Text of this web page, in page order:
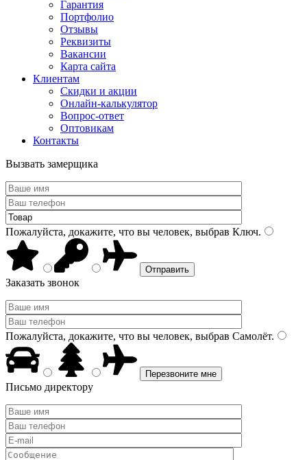
Гарантия
Портфолио
Отзывы
Реквизиты
Вакансии
Карта сайта
Клиентам
Скидки и акции
Онлайн-калькулятор
Вопрос-ответ
Оптовикам
Контакты
Вызвать замерщика
Пожалуйста, докажите, что вы человек, выбрав Ключ.
Заказать звонок
Пожалуйста, докажите, что вы человек, выбрав Самолёт.
Письмо директору